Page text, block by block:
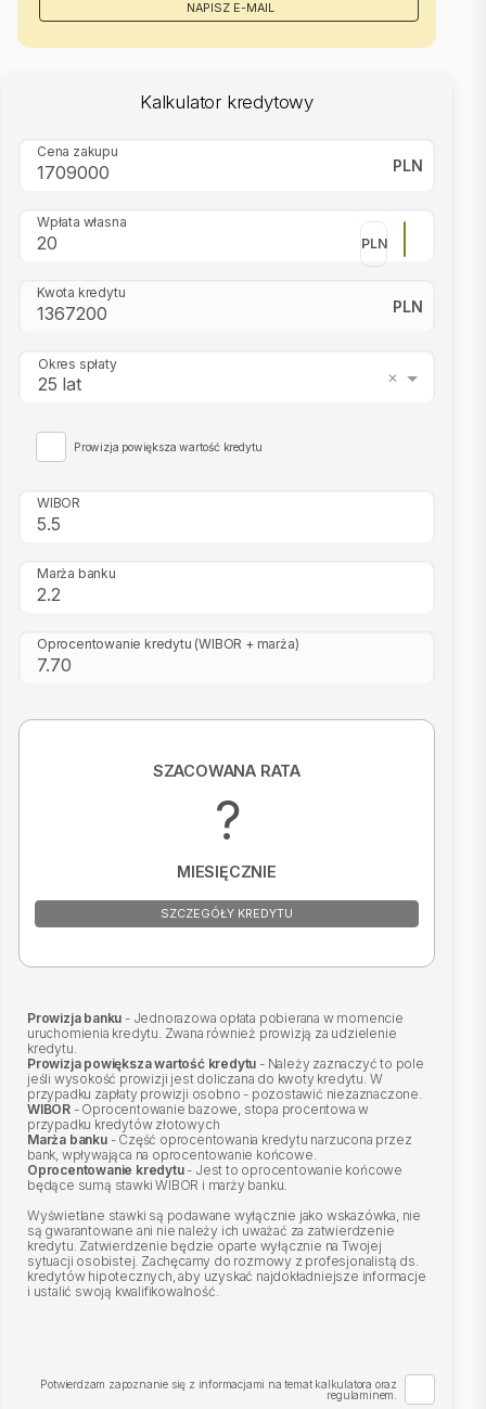
NAPISZ E-MAIL
Kalkulator kredytowy
Cena zakupu
PLN
Wpłata własna
PLN
Kwota kredytu
PLN
Okres spłaty
25 lat
Prowizja powiększa wartość kredytu
WIBOR
Marża banku
Oprocentowanie kredytu (WIBOR + marża)
SZACOWANA RATA
?
MIESIĘCZNIE
SZCZEGÓŁY KREDYTU
Prowizja banku - Jednorazowa opłata pobierana w momencie
uruchomienia kredytu. Zwana również prowizją za udzielenie
kredytu.
Prowizja powiększa wartość kredytu - Należy zaznaczyć to pole
jeśli wysokość prowizji jest doliczana do kwoty kredytu. W
przypadku zapłaty prowizji osobno - pozostawić niezaznaczone.
WIBOR - Oprocentowanie bazowe, stopa procentowa w
przypadku kredytów złotowych
Marża banku- Część oprocentowania kredytu narzucona przez
bank, wpływająca na oprocentowanie końcowe.
Oprocentowanie kredytu- Jest to oprocentowanie końcowe
będące sumą stawki WIBOR i marży banku.
Wyświetlane stawki są podawane wyłącznie jako wskazówka, nie
są gwarantowane ani nie należy ich uważać za zatwierdzenie
kredytu. Zatwierdzenie będzie oparte wyłącznie na Twojej
sytuacji osobistej. Zachęcamy do rozmowy z profesjonalistą ds.
kredytów hipotecznych, aby uzyskać najdokładniejsze informacje
i ustalić swoją kwalifikowalność.
Potwierdzam zapoznanie się z informacjami na temat kalkulatora oraz
regulaminem.